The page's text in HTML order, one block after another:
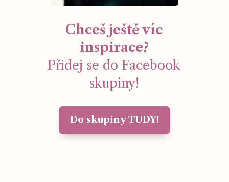
Chceš ještě víc
inspirace?
Přidej se do Facebook
skupiny!
Do skupiny TUDY!